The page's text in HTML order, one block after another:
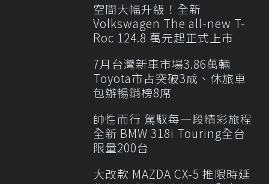
空間大幅升級！全新
Volkswagen The all-new T-
Roc 124.8 萬元起正式上市
7月台灣新車市場3.86萬輛
Toyota市占突破3成、休旅車
包辦暢銷榜8席
帥性而行 駕馭每一段精彩旅程
全新 BMW 318i Touring全台
限量200台
大改款 MAZDA CX-5 推限時延